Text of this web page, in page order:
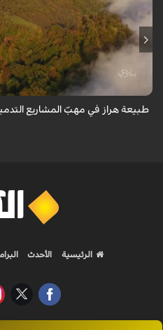
من قلب طبيعة هراز التي كانت يوماً من
المعد من كارثة بيئية: "وحش الأعمال
طبيعة هراز في مهبّ المشاريع
الرئيسية الأحدث